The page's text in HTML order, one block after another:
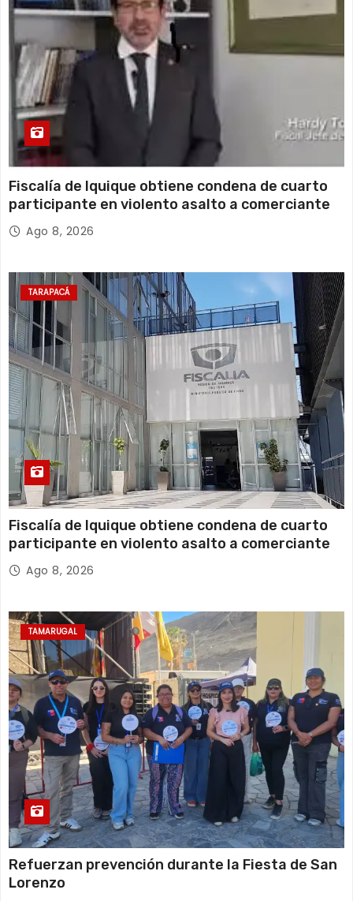
Fiscalía de Iquique obtiene condena de cuarto
participante en violento asalto a comerciante
Ago 8, 2026
TARAPACÁ
Fiscalía de Iquique obtiene condena de cuarto
participante en violento asalto a comerciante
Ago 8, 2026
TAMARUGAL
Refuerzan prevención durante la Fiesta de San
Lorenzo